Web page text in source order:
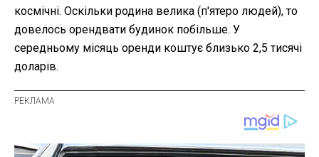
космічні. Оскільки родина велика (п'ятеро людей), то
довелось орендвати будинок побільше. У
середньому місяць оренди коштує близько 2,5 тисячі
доларів.